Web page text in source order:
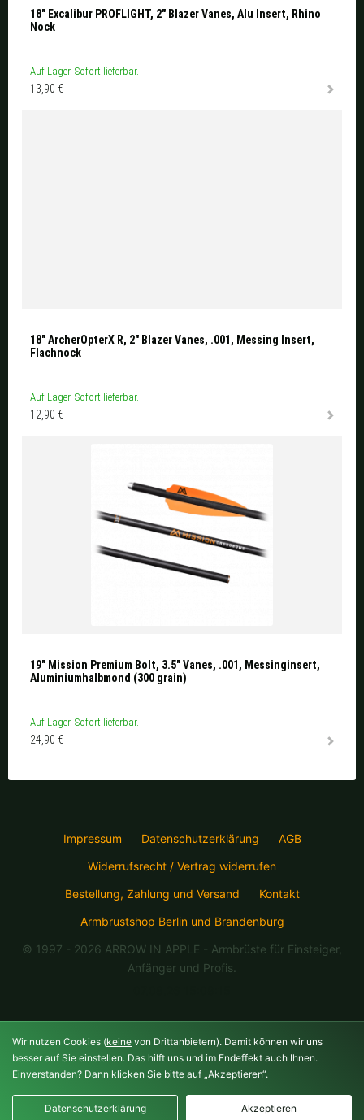
18" Excalibur PROFLIGHT, 2" Blazer Vanes, Alu Insert, Rhino
Nock
Auf Lager. Sofort lieferbar.
13,90 €
18" ArcherOpterX R, 2" Blazer Vanes, .001, Messing Insert,
Flachnock
Auf Lager. Sofort lieferbar.
12,90 €
19" Mission Premium Bolt, 3.5" Vanes, .001, Messinginsert,
Aluminiumhalbmond (300 grain)
Auf Lager. Sofort lieferbar.
24,90 €
Impressum Datenschutzerklärung
AGB
Widerrufsrecht / Vertrag widerrufen
Bestellung, Zahlung und Versand
Kontakt
Armbrustshop Berlin und Brandenburg
© 1997 - 2026 ARROW IN APPLE - Armbrüste für Einsteiger,
Anfänger und Profis.
Datenschutzerklärung Akzeptieren
Wir nutzen Cookies (keine von Drittanbietern). Damit können wir uns
besser auf Sie einstellen. Das hilft uns und im Endeffekt auch Ihnen.
Einverstanden? Dann klicken Sie bitte auf „Akzeptieren“.